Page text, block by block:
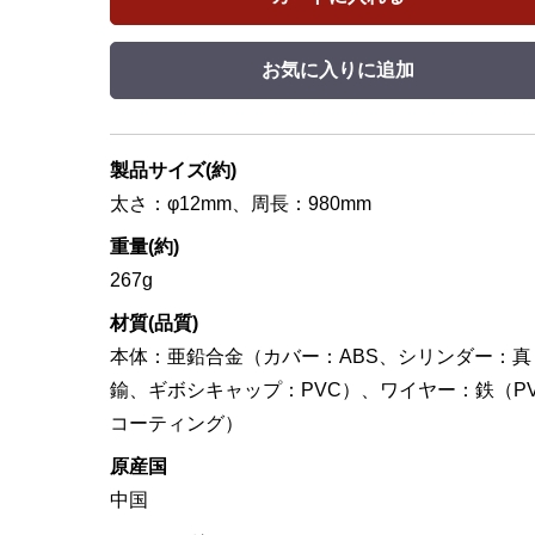
お気に入りに追加
製品サイズ(約)
太さ：φ12mm、周長：980mm
重量(約)
267g
材質(品質)
本体：亜鉛合金（カバー：ABS、シリンダー：真
鍮、ギボシキャップ：PVC）、ワイヤー：鉄（
コーティング）
原産国
中国